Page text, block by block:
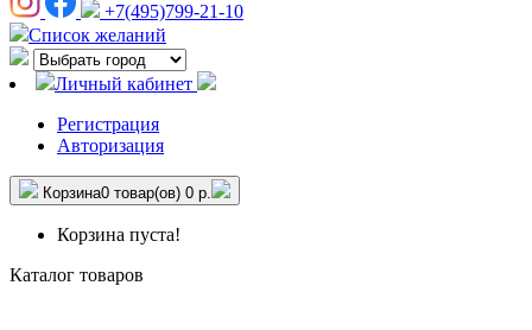
+7(495)799-21-10
Список желаний
Личный кабинет
Регистрация
Авторизация
Корзина0 товар(ов) 0 р.
Корзина пуста!
Каталог товаров